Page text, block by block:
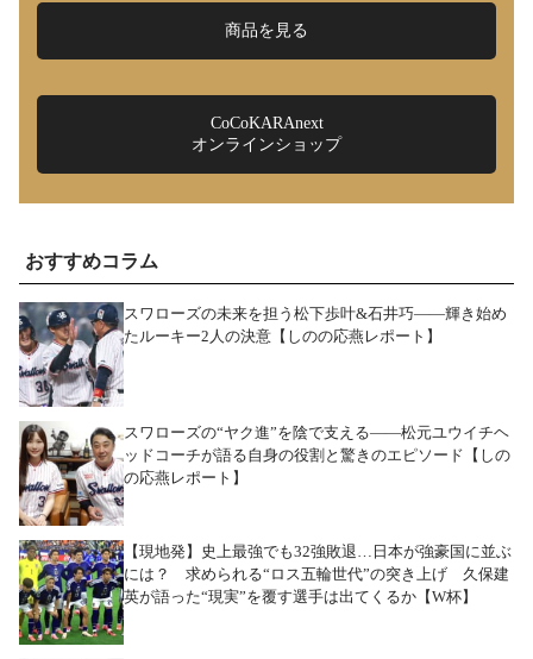
商品を見る
CoCoKARAnext
オンラインショップ
おすすめコラム
スワローズの未来を担う松下歩叶&石井巧――輝き始め
たルーキー2人の決意【しのの応燕レポート】
スワローズの“ヤク進”を陰で支える――松元ユウイチヘ
ッドコーチが語る自身の役割と驚きのエピソード【しの
の応燕レポート】
【現地発】史上最強でも32強敗退…日本が強豪国に並ぶ
には？ 求められる“ロス五輪世代”の突き上げ 久保建
英が語った“現実”を覆す選手は出てくるか【W杯】